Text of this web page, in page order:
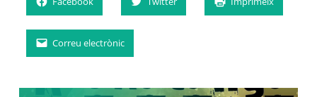
Correu electrònic
NAVEGACIÓ D'ENTRADES